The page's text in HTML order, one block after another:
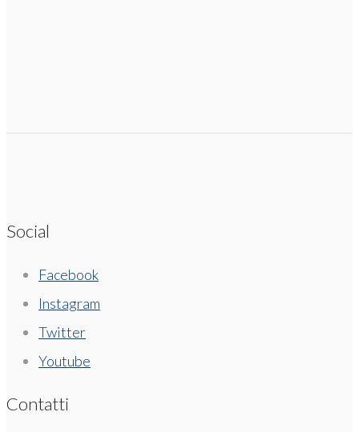
Social
Facebook
Instagram
Twitter
Youtube
Contatti